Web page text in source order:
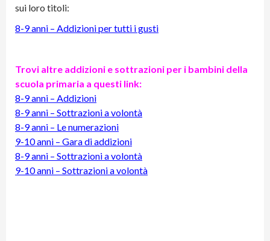
sui loro titoli:
8-9 anni – Addizioni per tutti i gusti
Trovi altre addizioni e sottrazioni per i bambini della
scuola primaria a questi link:
8-9 anni – Addizioni
8-9 anni – Sottrazioni a volontà
8-9 anni – Le numerazioni
9-10 anni – Gara di addizioni
8-9 anni – Sottrazioni a volontà
9-10 anni – Sottrazioni a volontà